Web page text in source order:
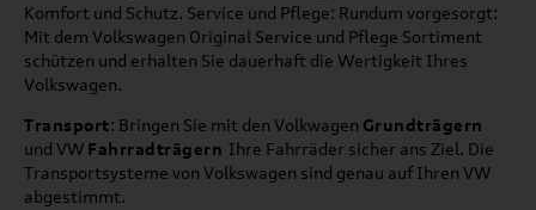
Komfort und Schutz. Service und Pflege: Rundum vorgesorgt:
Mit dem Volkswagen Original Service und Pflege Sortiment
schützen und erhalten Sie dauerhaft die Wertigkeit Ihres
Volkswagen.
Transport: Bringen Sie mit den Volkwagen Grundträgern
und VW Fahrradträgern Ihre Fahrräder sicher ans Ziel. Die
Transportsysteme von Volkswagen sind genau auf Ihren VW
abgestimmt.